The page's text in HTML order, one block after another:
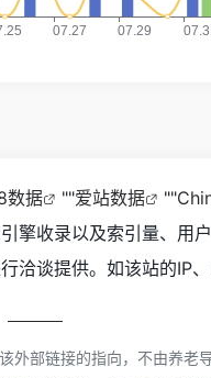
数据 ""爱站数据 ""
擎收录以及索引量、用
谈提供。如该站的IP、
外部链接的指向，不由养